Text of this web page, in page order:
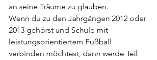
an seine Träume zu glauben.
Wenn du zu den Jahrgängen 2012 oder
2013 gehörst und Schule mit
leistungsorientiertem Fußball
verbinden möchtest, dann werde Teil